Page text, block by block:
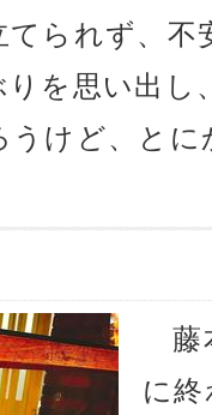
てられず、
を思い出し
うけど、と
藤
に